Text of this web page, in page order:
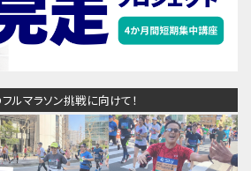
ルマラソン挑戦に向けて！